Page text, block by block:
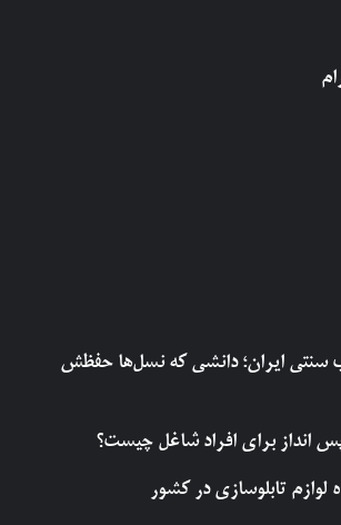
سنتی ایران؛ دانشی که نسل‌ها حفظش
انداز برای افراد شاغل چیست؟
لوازم تابلوسازی در کشور